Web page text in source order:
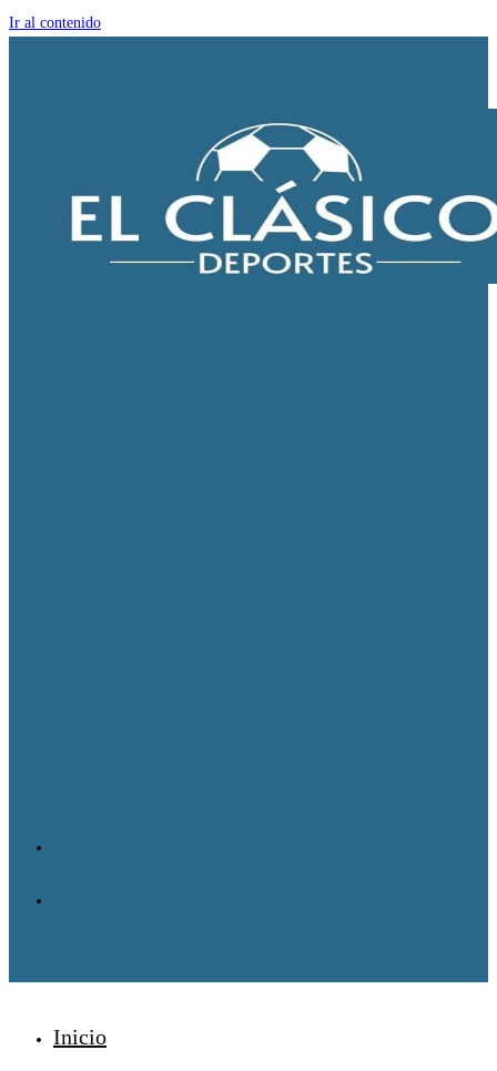
Ir al contenido
Inicio